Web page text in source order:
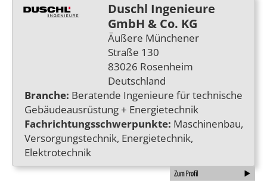
Duschl Ingenieure
GmbH & Co. KG
Äußere Münchener
Straße 130
83026 Rosenheim
Deutschland
Branche: Beratende Ingenieure für technische
Gebäudeausrüstung + Energietechnik
Fachrichtungsschwerpunkte: Maschinenbau,
Versorgungstechnik, Energietechnik,
Elektrotechnik